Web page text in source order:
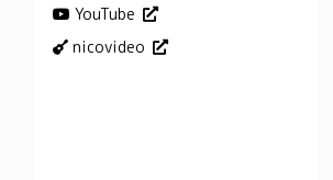
YouTube
nicovideo